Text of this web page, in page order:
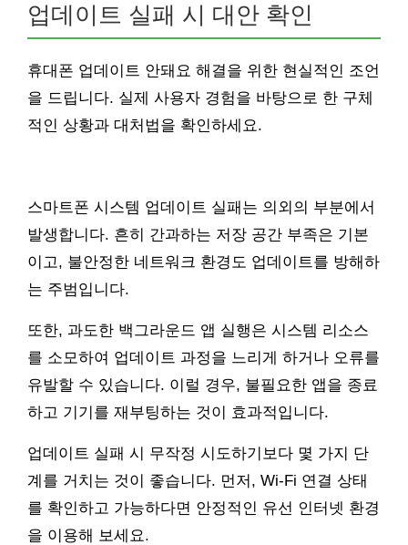
업데이트 실패 시 대안 확인
휴대폰 업데이트 안돼요 해결을 위한 현실적인 조언
을 드립니다. 실제 사용자 경험을 바탕으로 한 구체
적인 상황과 대처법을 확인하세요.
스마트폰 시스템 업데이트 실패는 의외의 부분에서
발생합니다. 흔히 간과하는 저장 공간 부족은 기본
이고, 불안정한 네트워크 환경도 업데이트를 방해하
는 주범입니다.
또한, 과도한 백그라운드 앱 실행은 시스템 리소스
를 소모하여 업데이트 과정을 느리게 하거나 오류를
유발할 수 있습니다. 이럴 경우, 불필요한 앱을 종료
하고 기기를 재부팅하는 것이 효과적입니다.
업데이트 실패 시 무작정 시도하기보다 몇 가지 단
계를 거치는 것이 좋습니다. 먼저, Wi-Fi 연결 상태
를 확인하고 가능하다면 안정적인 유선 인터넷 환경
을 이용해 보세요.